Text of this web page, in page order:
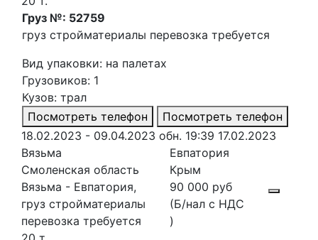
Груз №: 52759
груз стройматериалы перевозка требуется
Вид упаковки: на палетах
Грузовиков: 1
Кузов: трал
Посмотреть телефон
Посмотреть телефон
18.02.2023 - 09.04.2023 обн. 19:39 17.02.2023
Вязьма
Смоленская область
Евпатория
Крым
Вязьма - Евпатория,
груз стройматериалы
перевозка требуется
90 000 руб
(Б/нал с НДС
)